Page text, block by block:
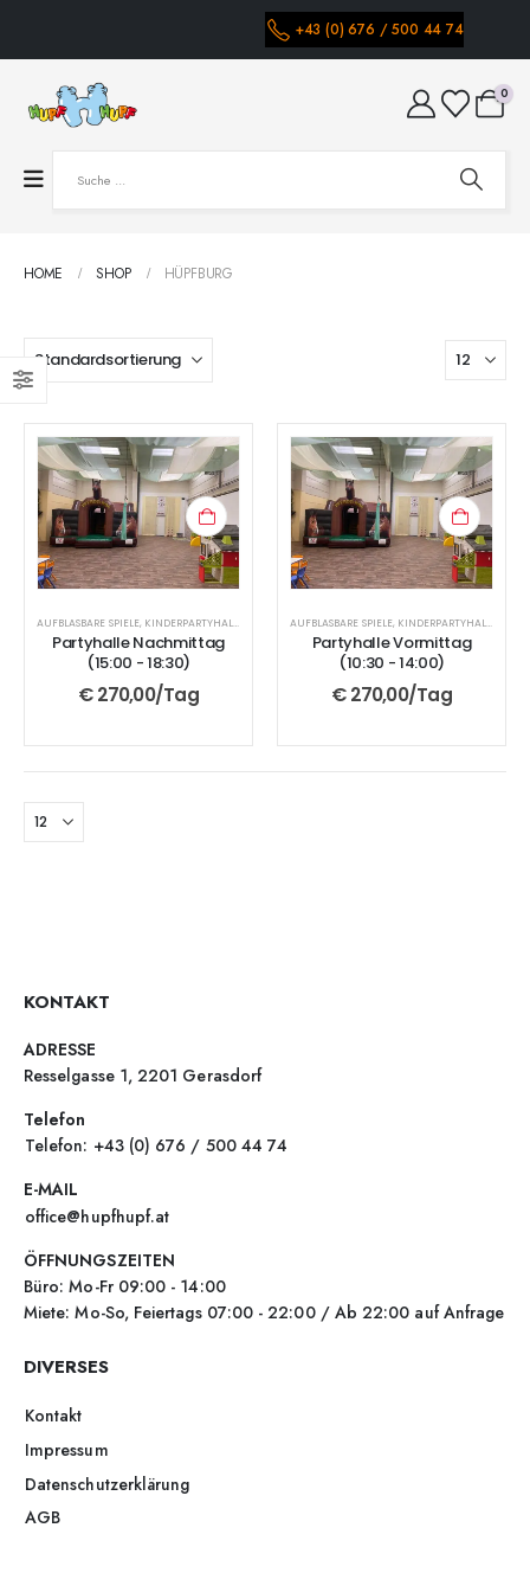
+43 (0) 676 / 500 44 74
0
HOME SHOP HÜPFBURG
AUFBLASBARE SPIELE, KINDERPARTYHALLE
Partyhalle Nachmittag
(15:00 - 18:30)
€270,00/Tag
AUFBLASBARE SPIELE, KINDERPARTYHALLE
Partyhalle Vormittag
(10:30 - 14:00)
€270,00/Tag
KONTAKT
ADRESSE
Resselgasse 1, 2201 Gerasdorf
Telefon
Telefon: +43 (0) 676 / 500 44 74
E-MAIL
office@hupfhupf.at
ÖFFNUNGSZEITEN
Büro: Mo-Fr 09:00 - 14:00
Miete: Mo-So, Feiertags 07:00 - 22:00 / Ab 22:00 auf Anfrage
DIVERSES
Kontakt
Impressum
Datenschutzerklärung
AGB